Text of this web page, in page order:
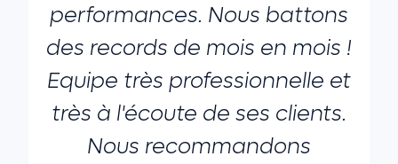
performances. Nous battons
des records de mois en mois !
Equipe très professionnelle et
très à l'écoute de ses clients.
Nous recommandons